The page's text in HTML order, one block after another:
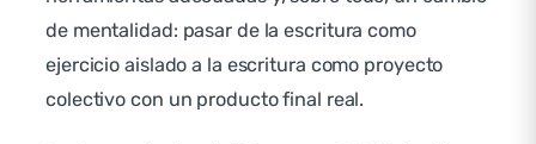
de mentalidad: pasar de la escritura como
ejercicio aislado a la escritura como proyecto
colectivo con un producto final real.